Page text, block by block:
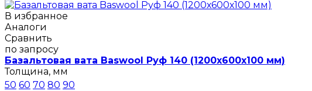
В избранное
Аналоги
Сравнить
по запросу
Базальтовая вата Baswool Руф 140 (1200х600х100 мм)
Толщина, мм
50 60 70 80 90